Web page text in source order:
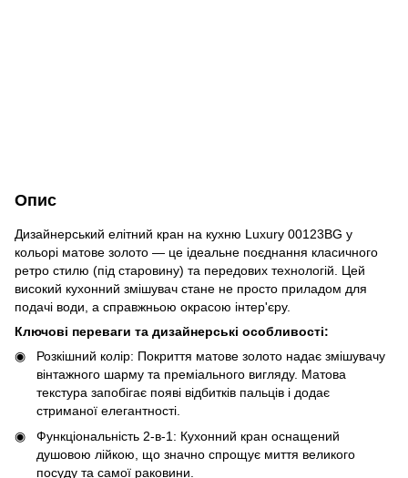
Опис
Дизайнерський елітний кран на кухню Luxury 00123BG у
кольорі матове золото — це ідеальне поєднання класичного
ретро стилю (під старовину) та передових технологій. Цей
високий кухонний змішувач стане не просто приладом для
подачі води, а справжньою окрасою інтер'єру.
Ключові переваги та дизайнерські особливості:
Розкішний колір: Покриття матове золото надає змішувачу
вінтажного шарму та преміального вигляду. Матова
текстура запобігає появі відбитків пальців і додає
стриманої елегантності.
Функціональність 2-в-1: Кухонний кран оснащений
душовою лійкою, що значно спрощує миття великого
посуду та самої раковини.